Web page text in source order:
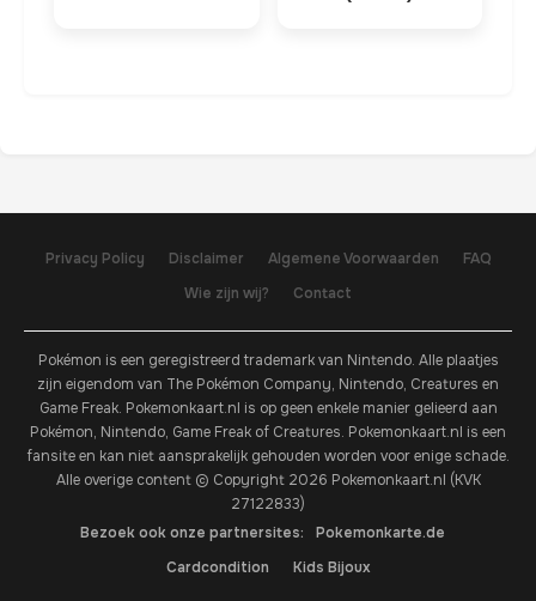
Privacy Policy Disclaimer Algemene Voorwaarden
FAQ
Wie zijn wij?
Contact
Pokémon is een geregistreerd trademark van Nintendo. Alle plaatjes
zijn eigendom van The Pokémon Company, Nintendo, Creatures en
Game Freak. Pokemonkaart.nl is op geen enkele manier gelieerd aan
Pokémon, Nintendo, Game Freak of Creatures. Pokemonkaart.nl is een
fansite en kan niet aansprakelijk gehouden worden voor enige schade.
Alle overige content © Copyright 2026 Pokemonkaart.nl (KVK
27122833)
Bezoek ook onze partnersites:
Pokemonkarte.de
Cardcondition
Kids Bijoux